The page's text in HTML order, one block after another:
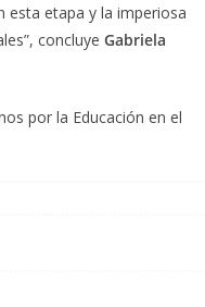
esta etapa y la imperiosa
concluye Gabriela
por la Educación en el